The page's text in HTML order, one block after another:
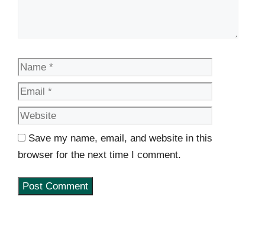
Name
Save my name, email, and website in this
browser for the next time I comment.